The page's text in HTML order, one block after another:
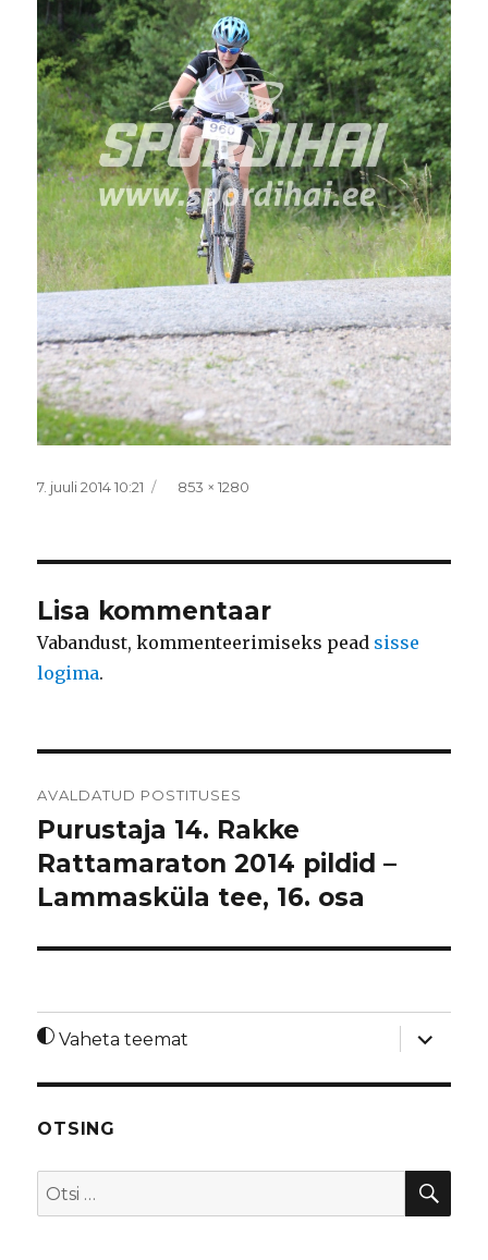
Postitatud
7. juuli 2014 10:21 Täissuurus
853 × 1280
Lisa kommentaar
Vabandust, kommenteerimiseks pead sisse
logima.
AVALDATUD POSTITUSES
Purustaja 14. Rakke
Rattamaraton 2014 pildid –
Lammasküla tee, 16. osa
Vaheta teemat
laienda
OTSING
Otsi: